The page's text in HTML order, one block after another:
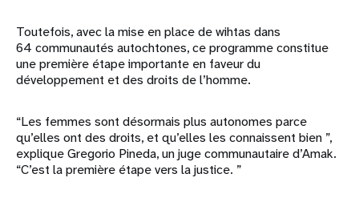
Toutefois, avec la mise en place de wihtas dans
64 communautés autochtones, ce programme constitue
une première étape importante en faveur du
développement et des droits de l’homme.
“Les femmes sont désormais plus autonomes parce
qu’elles ont des droits, et qu’elles les connaissent bien ”,
explique Gregorio Pineda, un juge communautaire d’Amak.
“C’est la première étape vers la justice. ”